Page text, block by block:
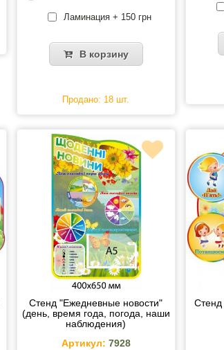
Ламинация + 150 грн
В корзину
Продано: 18 шт.
Стенд "Ежедневные новости"
(день, время года, погода, наши
наблюдения)
Артикул: 7928
Стенд